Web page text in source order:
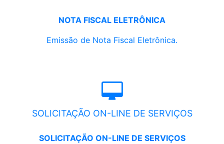
NOTA FISCAL ELETRÔNICA
Emissão de Nota Fiscal Eletrônica.
SOLICITAÇÃO ON-LINE DE SERVIÇOS
SOLICITAÇÃO ON-LINE DE SERVIÇOS